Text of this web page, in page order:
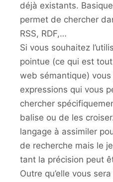
déjà existants.
permet de chercher
RSS, RDF,…
Si vous souhaitez
pointue (ce qui est
web sémantique)
expressions qui vous
chercher
balise ou de les
langage à assimiler
de recherche mais le
tant la précision peut
Outre qu’elle vous